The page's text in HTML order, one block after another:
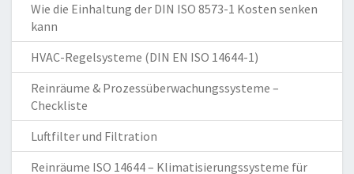
Wie die Einhaltung der DIN ISO 8573-1 Kosten senken
kann
HVAC-Regelsysteme (DIN EN ISO 14644-1)
Reinräume & Prozessüberwachungssysteme –
Checkliste
Luftfilter und Filtration
Reinräume ISO 14644 – Klimatisierungssysteme für